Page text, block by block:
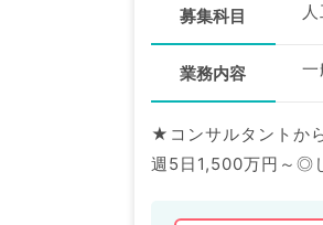
募集科目
業務内容
★コンサルタントか
週5日1,500万円～◎